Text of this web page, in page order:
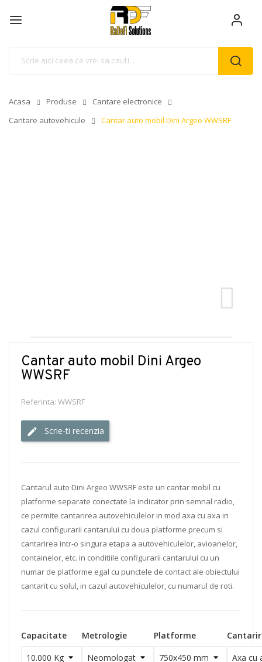
Acasa Produse
Cantare electronice
Cantare autovehicule
Cantar auto mobil Dini Argeo WWSRF
Cantar auto mobil Dini Argeo
WWSRF
Referinta: WWSRF
Scrie-ti recenzia
Cantarul auto Dini Argeo WWSRF este un cantar mobil cu
platforme separate conectate la indicator prin semnal radio,
ce permite cantarirea autovehiculelor in mod axa cu axa in
cazul configurarii cantarului cu doua platforme precum si
cantarirea intr-o singura etapa a autovehiculelor, avioanelor,
containelor, etc. in conditiile configurarii cantarului cu un
numar de platforme egal cu punctele de contact ale obiectului
cantarit cu solul, in cazul autovehiculelor, cu numarul de roti.
Capacitate Metrologie Platforme